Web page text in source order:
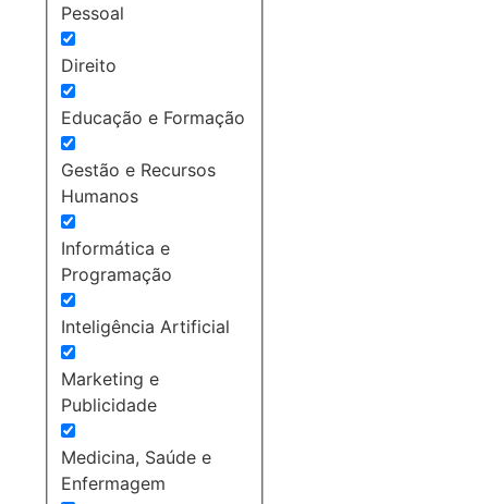
Pessoal
Direito
Educação e Formação
Gestão e Recursos
Humanos
Informática e
Programação
Inteligência Artificial
Marketing e
Publicidade
Medicina, Saúde e
Enfermagem